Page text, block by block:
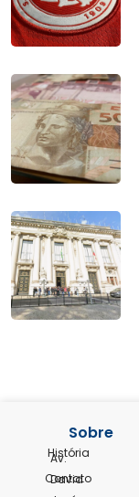
Av.
David
Sobre
História
Contato